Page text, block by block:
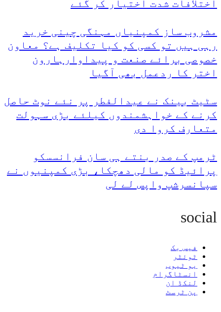
اختلافات شدت اختیار کر گئے
مشروب ساز کمپنیاں مہنگی چینی خرید
رہی ہیں تو کسی کو کیا تکلیف ہے؟ معاون
خصوصی برائے صنعت و پیداوارہارون
اختر کا ردعمل بھی آگیا
سٹیٹ بینک نے عیدالفطر پر نئے نوٹ حاصل
کرنے کے خواہشمندوں کیلئے بڑی سہولت
متعارف کروا دی
ٹرمپ کے صدر بنتے ہی سان فرانسسکو
پرائیڈ کو مالی دھچکا، بڑی کمپنیوں نے
سپانسرشپ واپس لے لی
social
فیس بک
ٹوئٹر
یو ٹیوب
انسٹاگرام
لنکڈ ان
پن ٹرسٹ